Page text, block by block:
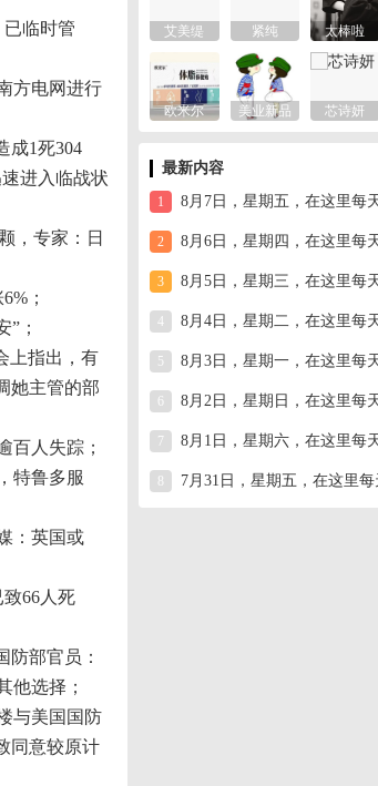
临时管
方电网进行
成1死304
进入临战状
，专家：日
；
；
上指出，有
她主管的部
百人失踪；
特鲁多服
：英国或
66人死
防部官员：
他选择；
与美国国防
同意较原计
艾美缇 紧纯 太棒啦
欧米尔 美业新品 芯诗妍
最新内容
1 8月7日，星期五，在这里每天60
2 8月6日，星期四，在这里每天60
3 8月5日，星期三，在这里每天60
4 8月4日，星期二，在这里每天60
5 8月3日，星期一，在这里每天60
6 8月2日，星期日，在这里每天60
7 8月1日，星期六，在这里每天60
7月31日，星期五，在这里每天60